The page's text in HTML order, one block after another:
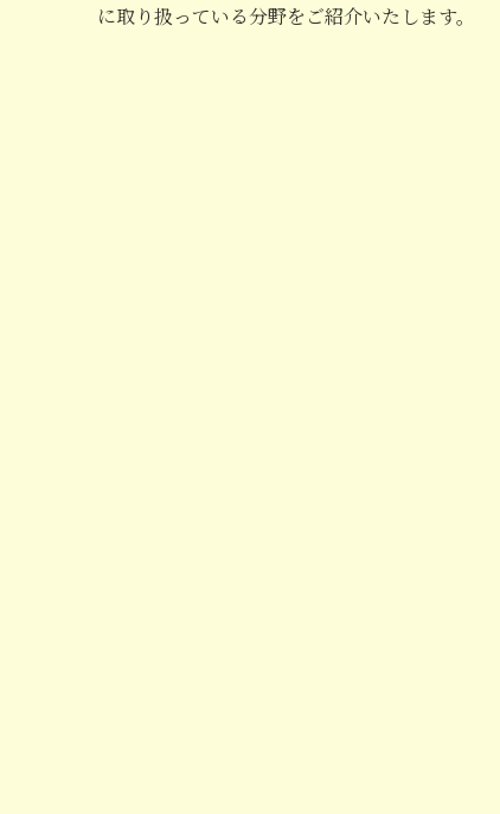
に取り扱っている分野をご紹介いたします。